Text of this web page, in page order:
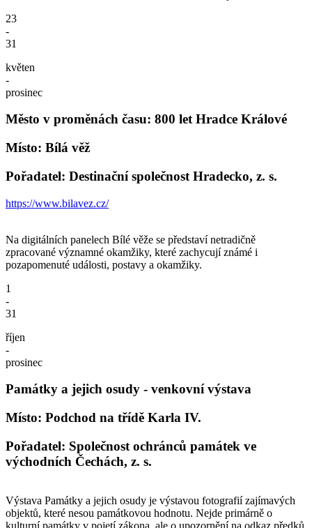
23
-
31
květen
-
prosinec
Město v proměnách času: 800 let Hradce Králové
Místo: Bílá věž
Pořadatel: Destinační společnost Hradecko, z. s.
https://www.bilavez.cz/
Na digitálních panelech Bílé věže se představí netradičně
zpracované významné okamžiky, které zachycují známé i
pozapomenuté události, postavy a okamžiky.
1
-
31
říjen
-
prosinec
Památky a jejich osudy - venkovní výstava
Místo: Podchod na třídě Karla IV.
Pořadatel: Společnost ochránců památek ve
východních Čechách, z. s.
Výstava Památky a jejich osudy je výstavou fotografií zajímavých
objektů, které nesou památkovou hodnotu. Nejde primárně o